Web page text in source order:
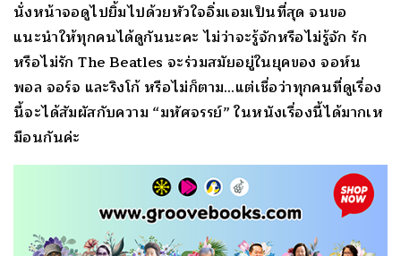
นั่งหน้าจอดูไปยิ้มไปด้วยหัวใจอิ่มเอมเป็นที่สุด จนขอ
แนะนำให้ทุกคนได้ดูกันนะคะ ไม่ว่าจะรู้จักหรือไม่รู้จัก รัก
หรือไม่รัก The Beatles จะร่วมสมัยอยู่ในยุคของ จอห์น
พอล จอร์จ และริงโก้ หรือไม่ก็ตาม…แต่เชื่อว่าทุกคนที่ดูเรื่อง
นี้จะได้สัมผัสกับความ “มหัศจรรย์” ในหนังเรื่องนี้ได้มากเห
มือนกันค่ะ